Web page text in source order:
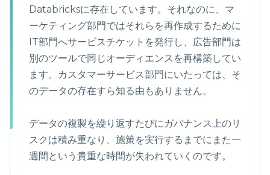
Databricksに存在しています。それなのに、マ
ーケティング部門ではそれらを再作成するために
IT部門へサービスチケットを発行し、広告部門は
別のツールで同じオーディエンスを再構築してい
ます。カスタマーサービス部門にいたっては、そ
のデータの存在すら知る由もありません。
データの複製を繰り返すたびにガバナンス上のリ
スクは積み重なり、施策を実行するまでにまた一
週間という貴重な時間が失われていくのです。